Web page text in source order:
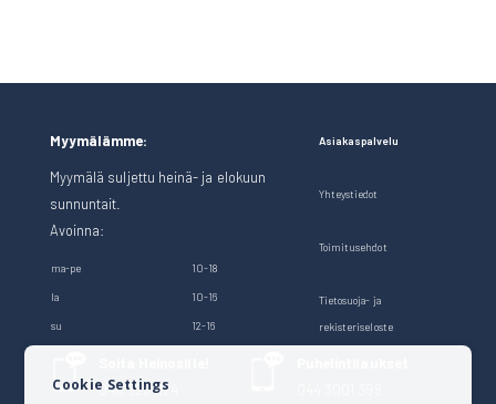
Myymälämme:
Myymälä suljettu heinä- ja elokuun
sunnuntait.
Avoinna:
ma-pe 10-18
la 10-16
su 12-16
Asiakaspalvelu
Yhteystiedot
Toimitusehdot
Tietosuoja- ja
rekisteriseloste
040 528 1124
Cookie Settings